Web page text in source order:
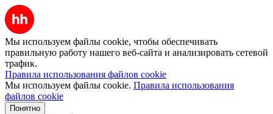
Мы используем файлы cookie, чтобы обеспечивать
правильную работу нашего веб-сайта и анализировать сетевой
трафик.
Правила использования файлов cookie
Мы используем файлы cookie. Правила использования
файлов cookie
Понятно